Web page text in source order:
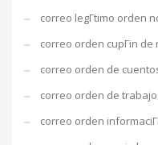
correo legГ­timo orden
correo orden cupГіn de
correo orden de
correo orden de
correo orden